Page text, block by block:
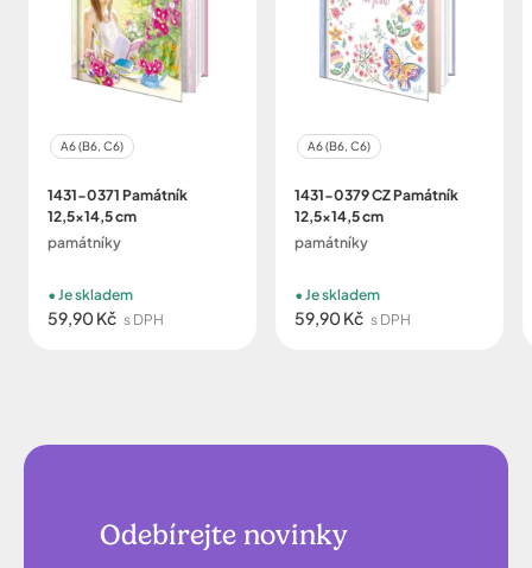
A6 (B6, C6)
1431-0371 Památník
12,5x14,5 cm
památníky
59,90 Kč s DPH
Je skladem
A6 (B6, C6)
1431-0379 CZ Památník
12,5x14,5 cm
památníky
59,90 Kč s DPH
Je skladem
Odebírejte novinky